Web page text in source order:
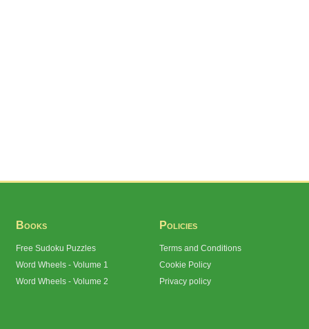
Books
Free Sudoku Puzzles
Word Wheels - Volume 1
Word Wheels - Volume 2
Policies
Terms and Conditions
Cookie Policy
Privacy policy